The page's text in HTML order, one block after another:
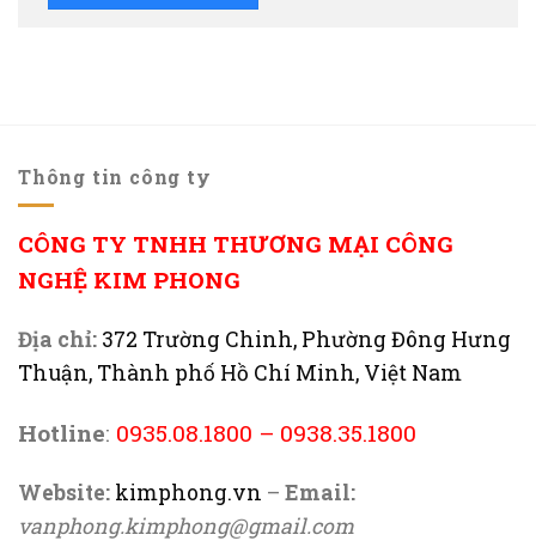
Thông tin công ty
CÔNG TY TNHH THƯƠNG MẠI CÔNG
NGHỆ KIM PHONG
Địa chỉ: 372 Trường Chinh, Phường Đông Hưng
Thuận, Thành phố Hồ Chí Minh, Việt Nam
Hotline: 0935.08.1800 – 0938.35.1800
Website: kimphong.vn – Email:
vanphong.kimphong@gmail.com